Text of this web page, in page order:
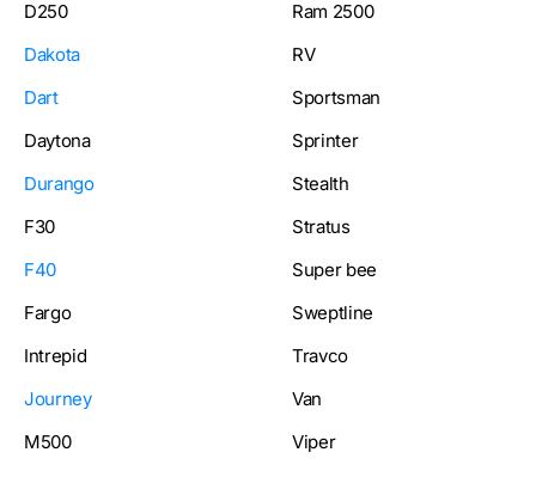
D250
Dakota
Dart
Daytona
Durango
F30
F40
Fargo
Intrepid
Journey
M500
Ram 2500
RV
Sportsman
Sprinter
Stealth
Stratus
Super bee
Sweptline
Travco
Van
Viper